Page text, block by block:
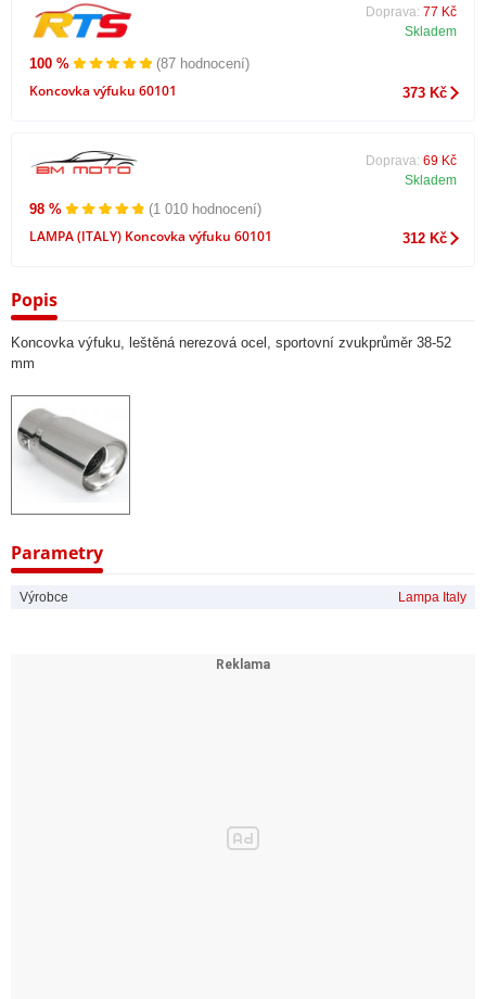
100 % (87 hodnocení)
Koncovka výfuku 60101
Doprava: 77 Kč
Skladem
373 Kč
98 % (1 010 hodnocení)
LAMPA (ITALY) Koncovka výfuku 60101
Doprava: 69 Kč
Skladem
312 Kč
Popis
Koncovka výfuku, leštěná nerezová ocel, sportovní zvukprůměr 38-52
mm
Parametry
Výrobce Lampa Italy